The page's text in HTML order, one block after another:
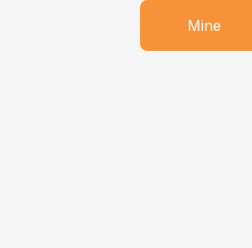
Mine